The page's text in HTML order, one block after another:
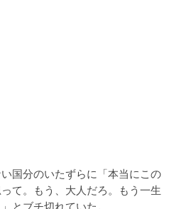
国分のいたずらに「本当にこの
て。もう、大人だろ。もう一生
とブチ切れていた。